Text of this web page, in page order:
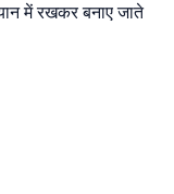
में रखकर बनाए जाते